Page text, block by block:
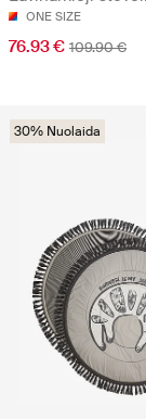
ONE SIZE
76.93 € 109.90 €
30% Nuolaida